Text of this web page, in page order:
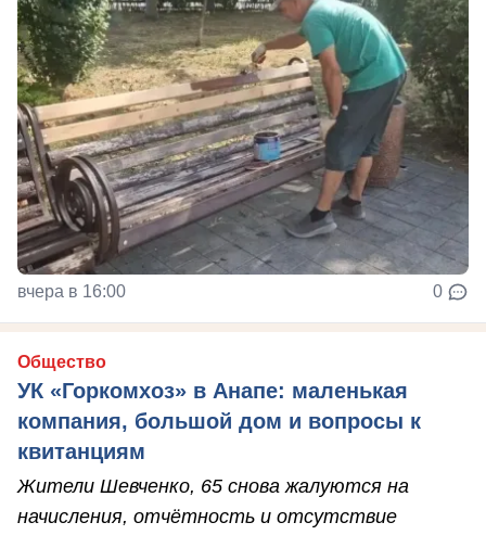
вчера в 16:00 0
Общество
УК «Горкомхоз» в Анапе: маленькая
компания, большой дом и вопросы к
квитанциям
Жители Шевченко, 65 снова жалуются на
начисления, отчётность и отсутствие